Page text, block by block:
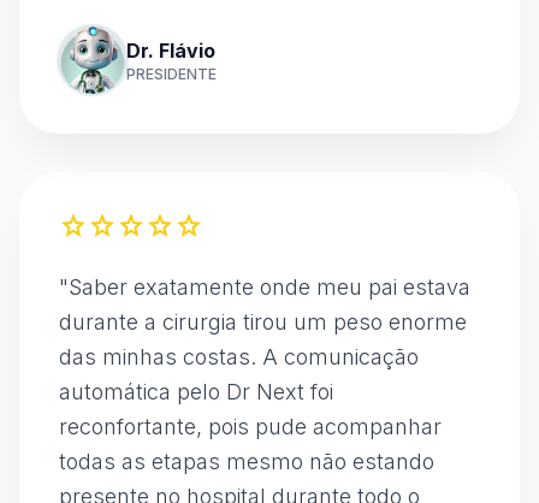
Dr. Flávio
PRESIDENTE
starstarstarstarstar
"Saber exatamente onde meu pai estava
durante a cirurgia tirou um peso enorme
das minhas costas. A comunicação
automática pelo Dr Next foi
reconfortante, pois pude acompanhar
todas as etapas mesmo não estando
presente no hospital durante todo o